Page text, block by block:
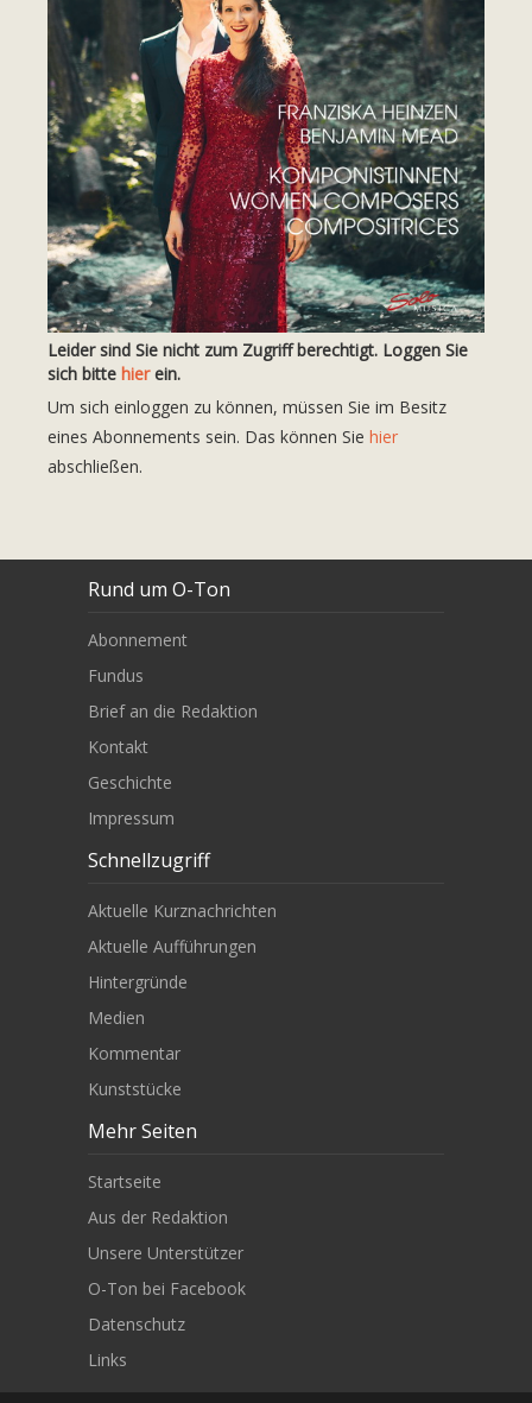
Leider sind Sie nicht zum Zugriff berechtigt. Loggen Sie
sich bitte hierein.
Um sich einloggen zu können, müssen Sie im Besitz
eines Abonnements sein. Das können Sie hier
abschließen.
Rund um O-Ton
Abonnement
Fundus
Brief an die Redaktion
Kontakt
Geschichte
Impressum
Schnellzugriff
Aktuelle Kurznachrichten
Aktuelle Aufführungen
Hintergründe
Medien
Kommentar
Kunststücke
Mehr Seiten
Startseite
Aus der Redaktion
Unsere Unterstützer
O-Ton bei Facebook
Datenschutz
Links